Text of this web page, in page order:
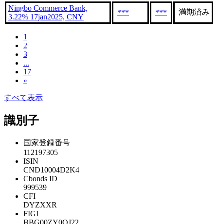
Ningbo Commerce Bank,
3.22% 17jan2025, CNY
*** *** 満期済み
1
2
3
...
17
»
すべて表示
識別子
国家登録番号
112197305
ISIN
CND10004D2K4
Cbonds ID
999539
CFI
DYZXXR
FIGI